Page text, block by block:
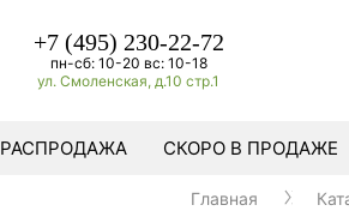
+7 (495) 230-22-72
пн-сб: 10-20 вс: 10-18
ул. Смоленская, д.10 стр.1
РАСПРОДАЖА СКОРО В ПРОДАЖЕ
Главная